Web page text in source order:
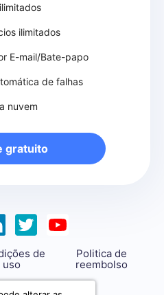
ilimitados
E-mail/Bate-papo
de falhas
nuvem
gratuito
de
uso
Politica de
reembolso